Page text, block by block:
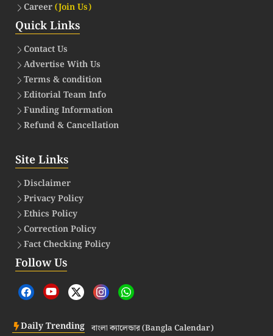
Career(Join Us)
Quick Links
Contact Us
Advertise With Us
Terms & condition
Editorial Team Info
Funding Information
Refund & Cancellation
Site Links
Disclaimer
Privacy Policy
Ethics Policy
Correction Policy
Fact Checking Policy
Follow Us
Daily Trending বাংলা ক্যালেন্ডার (Bangla Calendar)